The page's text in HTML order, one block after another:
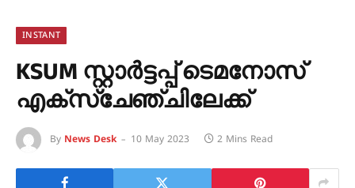
INSTANT
KSUM സ്റ്റാർട്ടപ്പ് ടെമനോസ്
എക്സ്ചേഞ്ചിലേക്ക്
By News Desk 10 May 2023 2 Mins Read